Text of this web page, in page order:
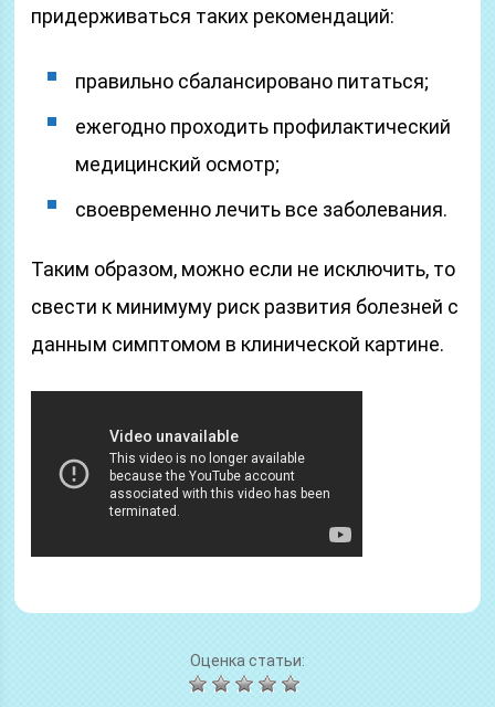
придерживаться таких рекомендаций:
правильно сбалансировано питаться;
ежегодно проходить профилактический
медицинский осмотр;
своевременно лечить все заболевания.
Таким образом, можно если не исключить, то
свести к минимуму риск развития болезней с
данным симптомом в клинической картине.
Оценка статьи: